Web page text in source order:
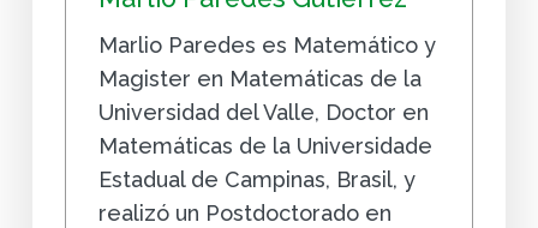
Marlio Paredes es Matemático y
Magister en Matemáticas de la
Universidad del Valle, Doctor en
Matemáticas de la Universidade
Estadual de Campinas, Brasil, y
realizó un Postdoctorado en